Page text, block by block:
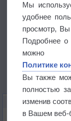
ЭТО ИНТЕРЕСНО
Мы
удобнее
просмотр, Вы
Подробнее
Политике
Вы также
полностью
изменив
в Вашем веб-